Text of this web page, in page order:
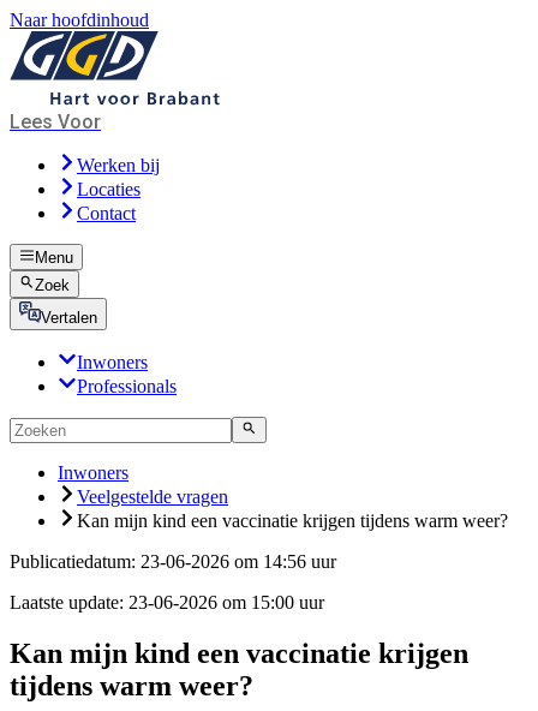
Naar hoofdinhoud
Lees Voor
Werken bij
Locaties
Contact
Menu
Zoek
Vertalen
Inwoners
Professionals
Inwoners
Veelgestelde vragen
Kan mijn kind een vaccinatie krijgen tijdens warm weer?
Publicatiedatum: 23-06-2026 om 14:56 uur
Laatste update: 23-06-2026 om 15:00 uur
Kan mijn kind een vaccinatie krijgen
tijdens warm weer?